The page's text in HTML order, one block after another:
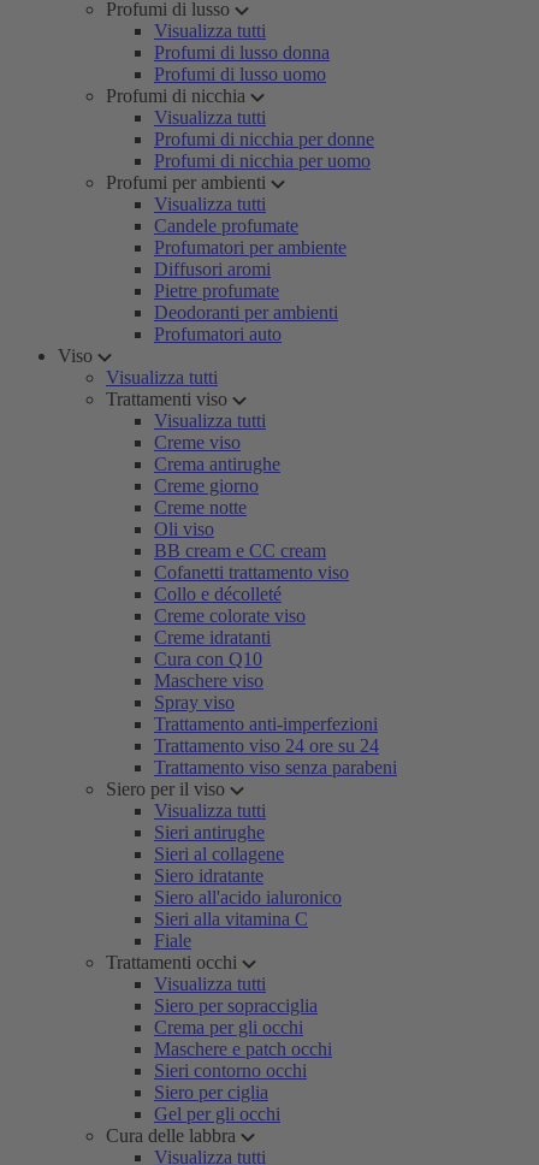
Profumi di lusso
Visualizza tutti
Profumi di lusso donna
Profumi di lusso uomo
Profumi di nicchia
Visualizza tutti
Profumi di nicchia per donne
Profumi di nicchia per uomo
Profumi per ambienti
Visualizza tutti
Candele profumate
Profumatori per ambiente
Diffusori aromi
Pietre profumate
Deodoranti per ambienti
Profumatori auto
Viso
Visualizza tutti
Trattamenti viso
Visualizza tutti
Creme viso
Crema antirughe
Creme giorno
Creme notte
Oli viso
BB cream e CC cream
Cofanetti trattamento viso
Collo e décolleté
Creme colorate viso
Creme idratanti
Cura con Q10
Maschere viso
Spray viso
Trattamento anti-imperfezioni
Trattamento viso 24 ore su 24
Trattamento viso senza parabeni
Siero per il viso
Visualizza tutti
Sieri antirughe
Sieri al collagene
Siero idratante
Siero all'acido ialuronico
Sieri alla vitamina C
Fiale
Trattamenti occhi
Visualizza tutti
Siero per sopracciglia
Crema per gli occhi
Maschere e patch occhi
Sieri contorno occhi
Siero per ciglia
Gel per gli occhi
Cura delle labbra
Visualizza tutti